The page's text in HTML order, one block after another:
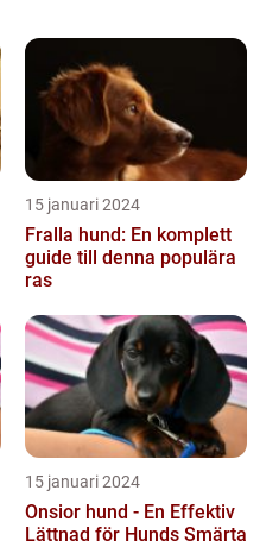
15 januari 2024
Fralla hund: En komplett
guide till denna populära
ras
15 januari 2024
Onsior hund - En Effektiv
Lättnad för Hunds Smärta